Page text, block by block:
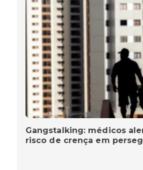
Gangstalking: médicos
risco de crença em